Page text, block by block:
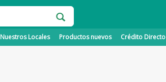
Nuestros Locales Productos nuevos Crédito Directo